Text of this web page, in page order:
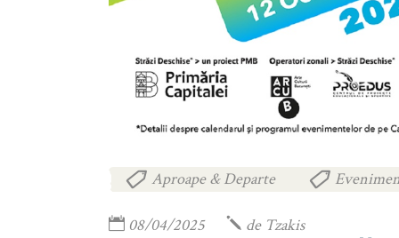
Aproape & Departe
08/04/2025 de Tzakis